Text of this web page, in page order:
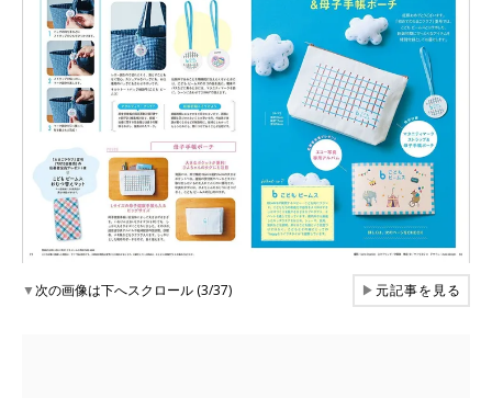
▼次の画像は下へスクロール (3/37) ▶元記事を見る